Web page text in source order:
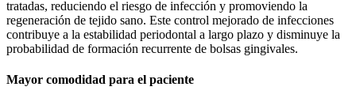
tratadas, reduciendo el riesgo de infección y promoviendo la
regeneración de tejido sano. Este control mejorado de infecciones
contribuye a la estabilidad periodontal a largo plazo y disminuye la
probabilidad de formación recurrente de bolsas gingivales.
Mayor comodidad para el paciente